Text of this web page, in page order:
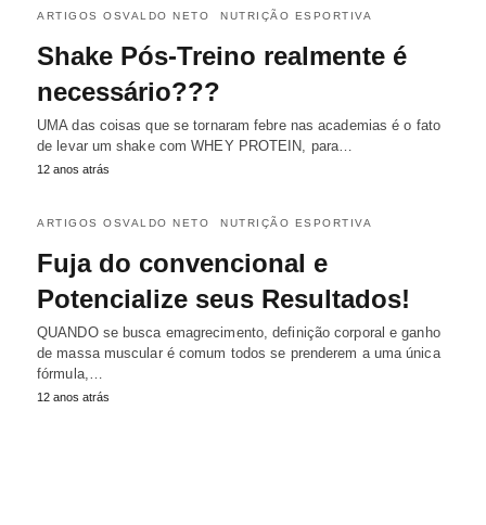
ARTIGOS OSVALDO NETO NUTRIÇÃO ESPORTIVA
Shake Pós-Treino realmente é
necessário???
UMA das coisas que se tornaram febre nas academias é o fato
de levar um shake com WHEY PROTEIN, para…
12 anos atrás
ARTIGOS OSVALDO NETO NUTRIÇÃO ESPORTIVA
Fuja do convencional e
Potencialize seus Resultados!
QUANDO se busca emagrecimento, definição corporal e ganho
de massa muscular é comum todos se prenderem a uma única
fórmula,…
12 anos atrás